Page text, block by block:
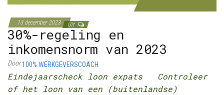
13 december 2023 Uit
30%-regeling en
inkomensnorm van 2023
Door100% WERKGEVERSCOACH
Eindejaarscheck loon expats Controleer
of het loon van een (buitenlandse)